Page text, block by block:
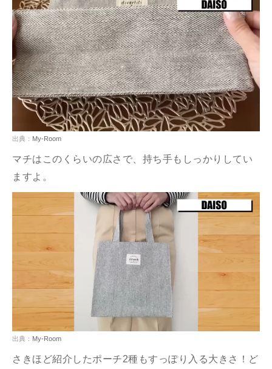
出典： My-Room
マチはこのくらいの広さで、持ち手もしっかりしてい
ますよ。
出典： My-Room
さきほど紹介したポーチ2種もすっぽり入る大きさ！ど